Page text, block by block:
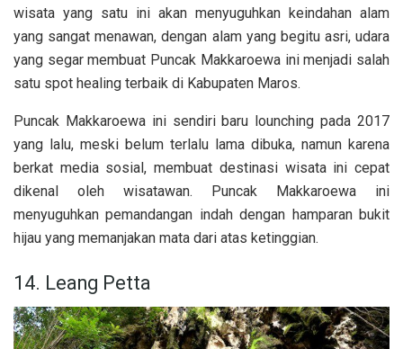
wisata yang satu ini akan menyuguhkan keindahan alam
yang sangat menawan, dengan alam yang begitu asri, udara
yang segar membuat Puncak Makkaroewa ini menjadi salah
satu spot healing terbaik di Kabupaten Maros.
Puncak Makkaroewa ini sendiri baru lounching pada 2017
yang lalu, meski belum terlalu lama dibuka, namun karena
berkat media sosial, membuat destinasi wisata ini cepat
dikenal oleh wisatawan. Puncak Makkaroewa ini
menyuguhkan pemandangan indah dengan hamparan bukit
hijau yang memanjakan mata dari atas ketinggian.
14. Leang Petta